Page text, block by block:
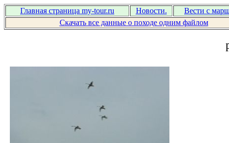
Главная страница my-tour.ru Новости. Вести с
Скачать все данные о походе одним файлом